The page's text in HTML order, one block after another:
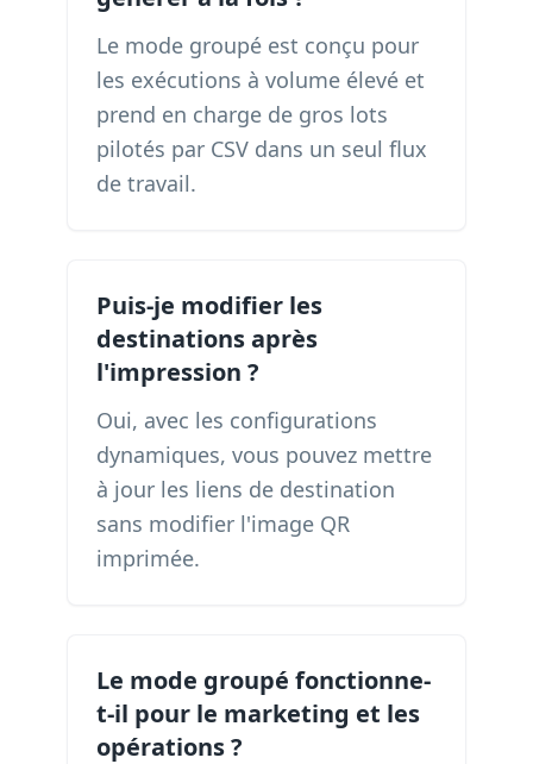
Le mode groupé est conçu pour
les exécutions à volume élevé et
prend en charge de gros lots
pilotés par CSV dans un seul flux
de travail.
Puis-je modifier les
destinations après
l'impression ?
Oui, avec les configurations
dynamiques, vous pouvez mettre
à jour les liens de destination
sans modifier l'image QR
imprimée.
Le mode groupé fonctionne-
t-il pour le marketing et les
opérations ?